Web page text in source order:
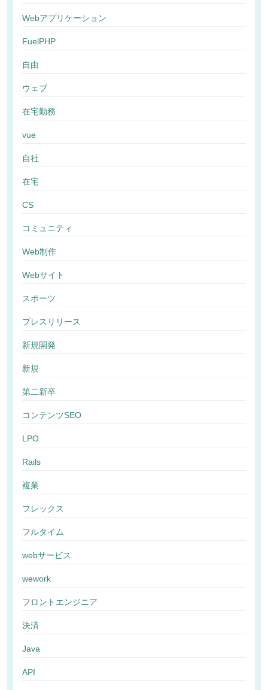
Webアプリケーション
FuelPHP
自由
ウェブ
在宅勤務
vue
自社
在宅
CS
コミュニティ
Web制作
Webサイト
スポーツ
プレスリリース
新規開発
新規
第二新卒
コンテンツSEO
LPO
Rails
複業
フレックス
フルタイム
webサービス
wework
フロントエンジニア
決済
Java
API